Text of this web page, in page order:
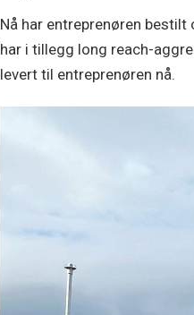
Nå har entreprenøren
har i tillegg long reach-
levert til entreprenøren nå.